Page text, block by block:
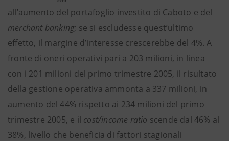
all’aumento del portafoglio investito di Caboto e del
merchant banking; se si escludesse quest’ultimo
effetto, il margine d’interesse crescerebbe del 4%. A
fronte di oneri operativi pari a 203 milioni, in linea
con i 201 milioni del primo trimestre 2005, il risultato
della gestione operativa ammonta a 337 milioni, in
aumento del 44% rispetto ai 234 milioni del primo
trimestre 2005, e il cost/income ratio scende dal 46% al
38%, livello che beneficia di fattori stagionali